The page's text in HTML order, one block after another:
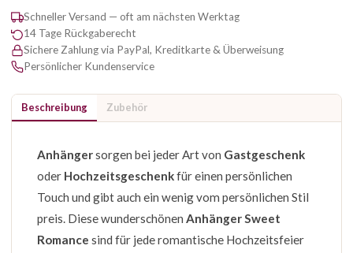
Schneller Versand — oft am nächsten Werktag
14 Tage Rückgaberecht
Sichere Zahlung via PayPal, Kreditkarte & Überweisung
Persönlicher Kundenservice
Beschreibung Zubehör
Anhängersorgen bei jeder Art von Gastgeschenk
oder Hochzeitsgeschenkfür einen persönlichen
Touch und gibt auch ein wenig vom persönlichen Stil
preis. Diese wunderschönen Anhänger Sweet
Romance sind für jede romantische Hochzeitsfeier